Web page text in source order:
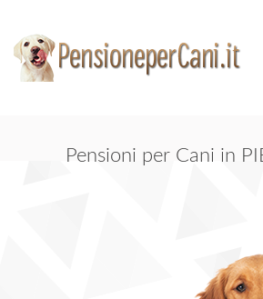
Pensioni per Cani in